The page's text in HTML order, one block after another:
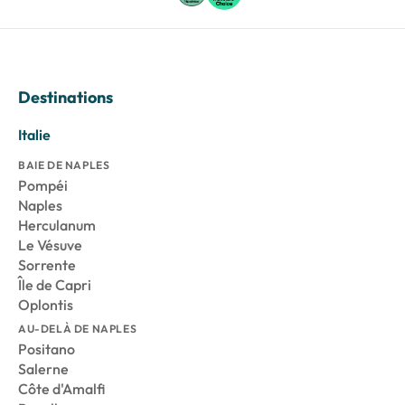
Destinations
Italie
BAIE DE NAPLES
Pompéi
Naples
Herculanum
Le Vésuve
Sorrente
Île de Capri
Oplontis
AU-DELÀ DE NAPLES
Positano
Salerne
Côte d'Amalfi